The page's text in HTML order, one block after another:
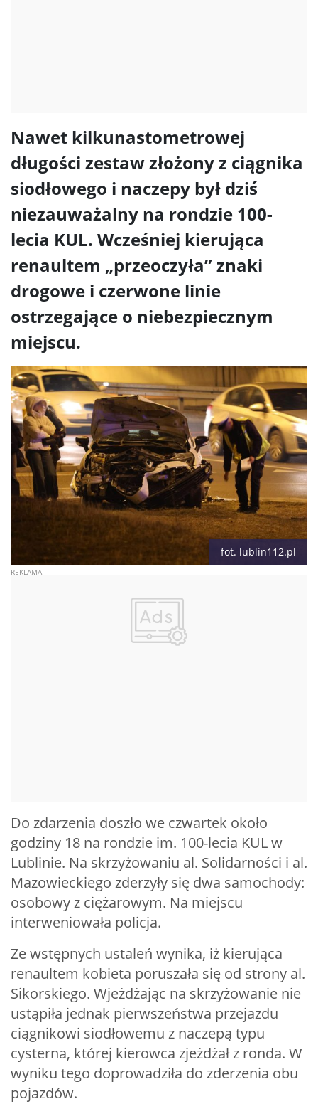
Nawet kilkunastometrowej
długości zestaw złożony z ciągnika
siodłowego i naczepy był dziś
niezauważalny na rondzie 100-
lecia KUL. Wcześniej kierująca
renaultem „przeoczyła” znaki
drogowe i czerwone linie
ostrzegające o niebezpiecznym
miejscu.
fot. lublin112.pl
Do zdarzenia doszło we czwartek około
godziny 18 na rondzie im. 100-lecia KUL w
Lublinie. Na skrzyżowaniu al. Solidarności i al.
Mazowieckiego zderzyły się dwa samochody:
osobowy z ciężarowym. Na miejscu
interweniowała policja.
Ze wstępnych ustaleń wynika, iż kierująca
renaultem kobieta poruszała się od strony al.
Sikorskiego. Wjeżdżając na skrzyżowanie nie
ustąpiła jednak pierwszeństwa przejazdu
ciągnikowi siodłowemu z naczepą typu
cysterna, której kierowca zjeżdżał z ronda. W
wyniku tego doprowadziła do zderzenia obu
pojazdów.